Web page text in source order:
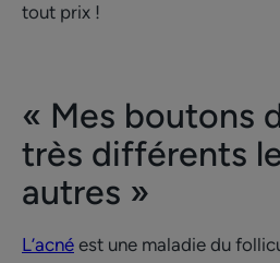
tout prix !
« Mes boutons
très différents
autres »
L’acné est une maladie du